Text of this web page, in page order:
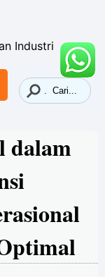
Industri
dalam